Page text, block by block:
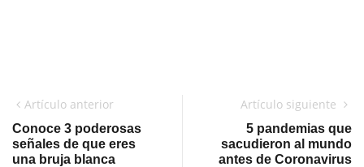
Artículo anterior
Conoce 3 poderosas
señales de que eres
una bruja blanca
Artículo siguiente
5 pandemias que
sacudieron al mundo
antes de Coronavirus